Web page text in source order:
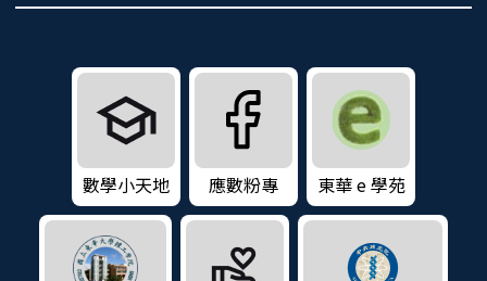
數學小天地 應數粉專 東華 e 學苑